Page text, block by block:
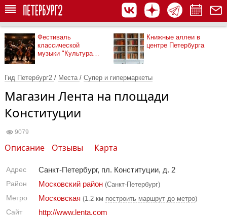
Фестиваль
классической
музыки "Культура
Книжные аллеи в
центре Петербурга
Гид Петербург2 / Места / Супер и гипермаркеты
Магазин Лента на площади
Конституции
9079
Описание Отзывы Карта
Адрес Санкт-Петербург, пл. Конституции, д. 2
Район Московский район (Санкт-Петербург)
Метро Московская (1.2 км построить маршрут до метро)
Сайт http://www.lenta.com